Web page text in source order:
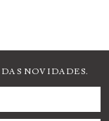
NOVIDADES.